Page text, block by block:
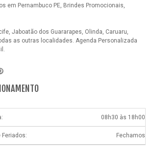
em Pernambuco PE, Brindes Promocionais,
Jaboatão dos Guararapes, Olinda, Caruaru,
as outras localidades. Agenda Personalizada
08h30 às 18h00
Feriados: Fechamos